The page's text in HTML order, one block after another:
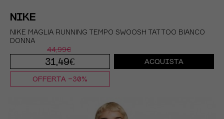
NIKE
NIKE MAGLIA RUNNING TEMPO SWOOSH TATTOO BIANCO
DONNA
44,99€
31,49€ ACQUISTA
OFFERTA -30%